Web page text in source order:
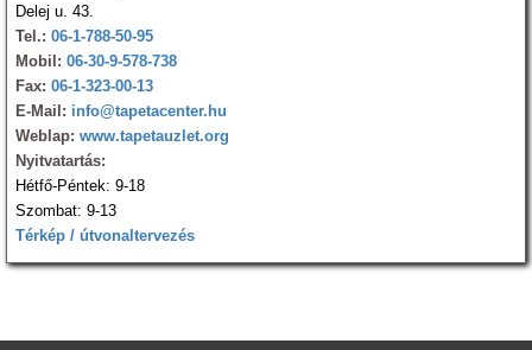
Delej u. 43.
Tel.: 06-1-788-50-95
Mobil: 06-30-9-578-738
Fax: 06-1-323-00-13
E-Mail: info@tapetacenter.hu
Weblap: www.tapetauzlet.org
Nyitvatartás:
Hétfő-Péntek: 9-18
Szombat: 9-13
Térkép / útvonaltervezés